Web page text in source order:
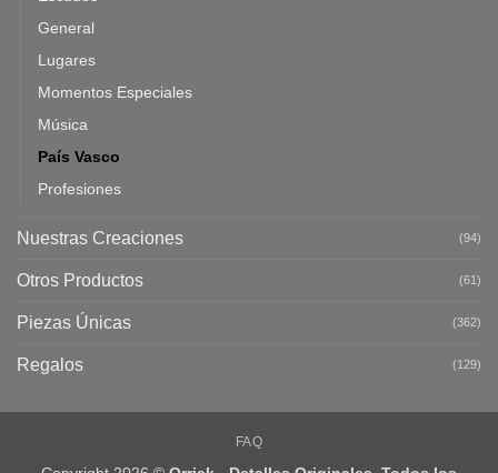
General
Lugares
Momentos Especiales
Música
País Vasco
Profesiones
Nuestras Creaciones (94)
Otros Productos (61)
Piezas Únicas (362)
Regalos (129)
FAQ